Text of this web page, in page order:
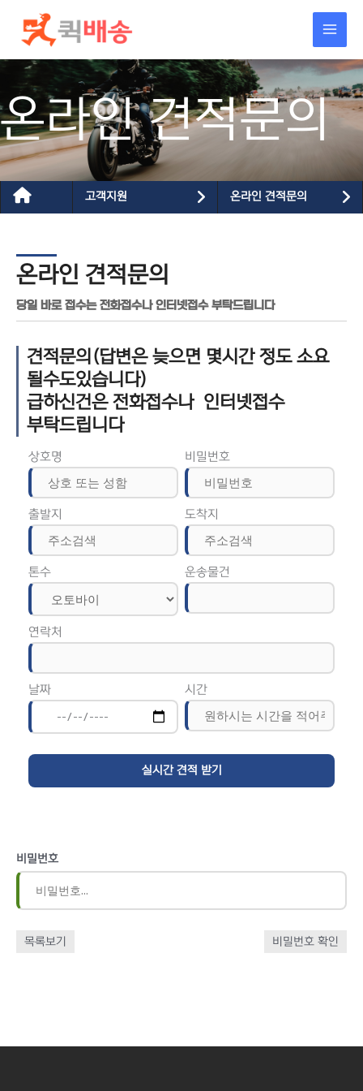
건너뛰기
온라인 견적문의
고객지원 온라인 견적문의
온라인 견적문의
당일 바로 접수는 전화접수나 인터넷접수 부탁드립니다
견적문의(답변은 늦으면 몇시간 정도 소요
될수도있습니다)
급하신건은 전화접수나 인터넷접수
부탁드립니다
상호명 비밀번호
출발지 도착지
톤수 운송물건
연락처
날짜 시간
비밀번호
목록보기 비밀번호 확인